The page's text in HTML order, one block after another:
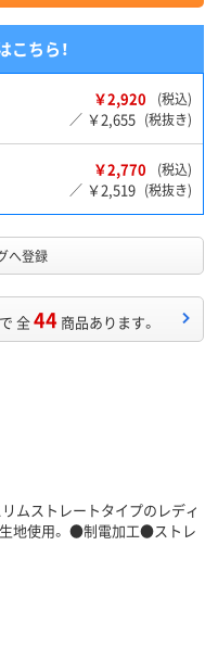
こちら！
￥2,920
(税込)
／ ￥2,655 (税抜き)
￥2,770
(税込)
／ ￥2,519 (税抜き)
へ登録
全44 商品あります。
ムストレートタイプのレディ
地使用。 ●制電加工●ストレ